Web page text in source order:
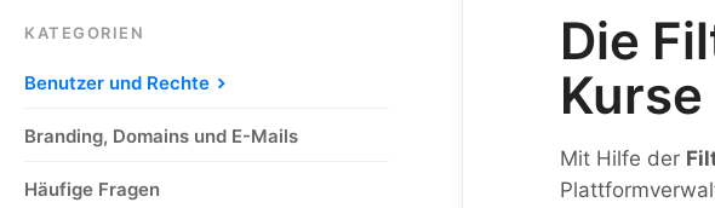
Die
Mit Hilfe der
KATEGORIEN
Benutzer und Rechte
Branding, Domains und E-Mails
Häufige Fragen